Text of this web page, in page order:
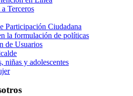
Terceros
Participación Ciudadana
la formulación de políticas
de Usuarios
niñas y adolescentes